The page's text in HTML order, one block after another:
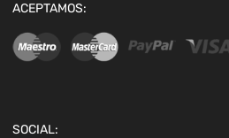
ACEPTAMOS:
SOCIAL: